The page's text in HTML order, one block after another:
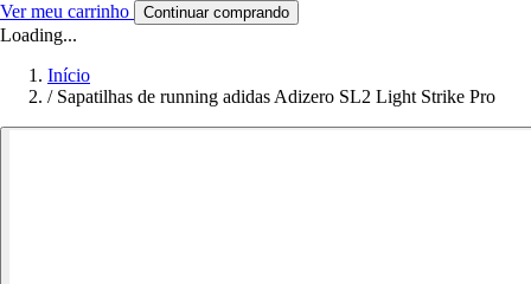
Ver meu carrinho Continuar comprando
Loading...
Início
/ Sapatilhas de running adidas Adizero SL2 Light Strike Pro